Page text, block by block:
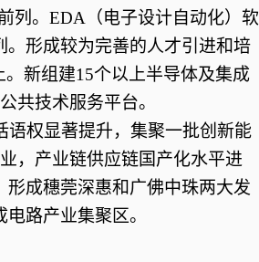
列。EDA（电子设计自动化）软
形成较为完善的人才引进和培
新组建15个以上半导体及集成
共技术服务平台。
语权显著提升，集聚一批创新能
，产业链供应链国产化水平进
成穗莞深惠和广佛中珠两大发
路产业集聚区。